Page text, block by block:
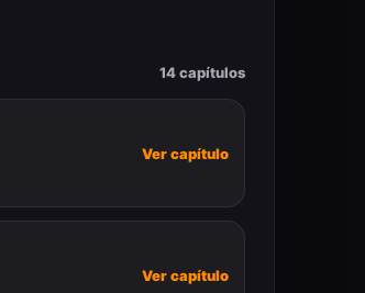
14 capítulos
Ver capítulo
Ver capítulo